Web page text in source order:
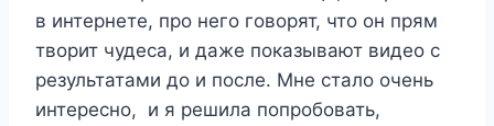
в интернете, про него говорят, что он прям
творит чудеса, и даже показывают видео с
результатами до и после. Мне стало очень
интересно, и я решила попробовать,